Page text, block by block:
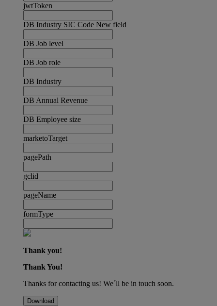
jwtToken
DB Industry SIC Code New field
DB Job level
DB Job role
DB Industry
DB Annual Revenue
DB Employee size
marketoTarget
pagePath
gclid
pageName
formType
Thank you!
Thank You!
Thanks for contacting us! We´ll be in touch soon.
Download